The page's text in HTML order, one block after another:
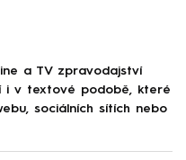
a TV zpravodajství
i v textové podobě, které
sociálních sítích nebo